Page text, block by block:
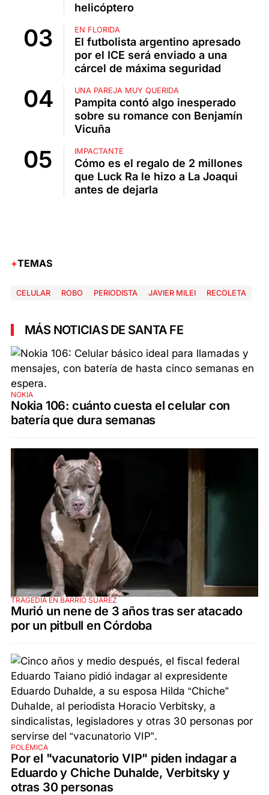
helicóptero
EN FLORIDA
El futbolista argentino apresado
por el ICE será enviado a una
cárcel de máxima seguridad
UNA PAREJA MUY QUERIDA
Pampita contó algo inesperado
sobre su romance con Benjamín
Vicuña
IMPACTANTE
Cómo es el regalo de 2 millones
que Luck Ra le hizo a La Joaqui
antes de dejarla
TEMAS
CELULAR ROBO PERIODISTA JAVIER MILEI RECOLETA
MÁS NOTICIAS DE SANTA FE
NOKIA
Nokia 106: cuánto cuesta el celular con
batería que dura semanas
TRAGEDIA EN BARRIO SUÁREZ
Murió un nene de 3 años tras ser atacado
por un pitbull en Córdoba
POLÉMICA
Por el "vacunatorio VIP" piden indagar a
Eduardo y Chiche Duhalde, Verbitsky y
otras 30 personas